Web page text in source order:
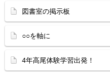
図書室の掲示板
○○を軸に
4年高尾体験学習出発！